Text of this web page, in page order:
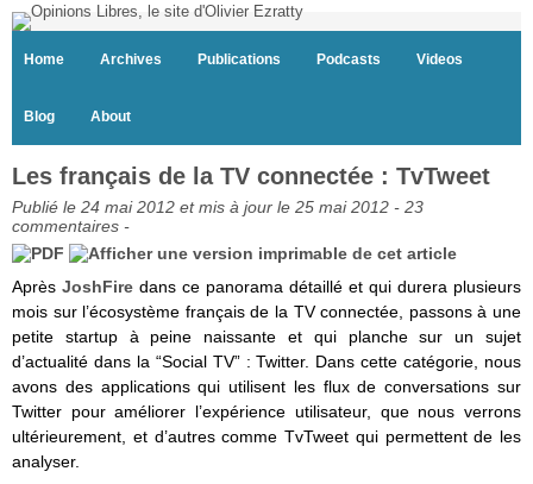
Home Archives Publications Podcasts Videos
Blog About
Les français de la TV connectée : TvTweet
Publié le 24 mai 2012 et mis à jour le 25 mai 2012 - 23
commentaires -
Après JoshFire dans ce panorama détaillé et qui durera plusieurs
mois sur l’écosystème français de la TV connectée, passons à une
petite startup à peine naissante et qui planche sur un sujet
d’actualité dans la “Social TV” : Twitter. Dans cette catégorie, nous
avons des applications qui utilisent les flux de conversations sur
Twitter pour améliorer l’expérience utilisateur, que nous verrons
ultérieurement, et d’autres comme TvTweet qui permettent de les
analyser.